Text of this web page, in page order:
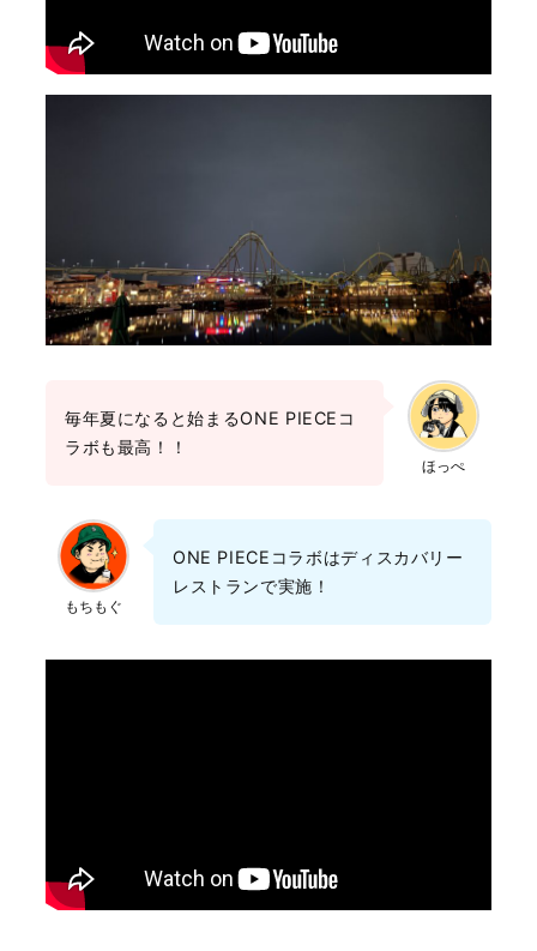
毎年夏になると始まるONE PIECEコ
ラボも最高！！
ほっぺ
もちもぐ
ONE PIECEコラボはディスカバリー
レストランで実施！